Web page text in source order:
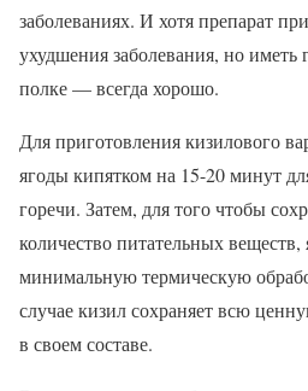
заболеваниях. И хотя препарат
ухудшения заболевания, но иметь
полке — всегда хорошо.
Для приготовления кизилового
ягоды кипятком на 15-20 минут
горечи. Затем, для того чтобы
количество питательных веществ,
минимальную термическую
случае кизил сохраняет всю
в своем составе.